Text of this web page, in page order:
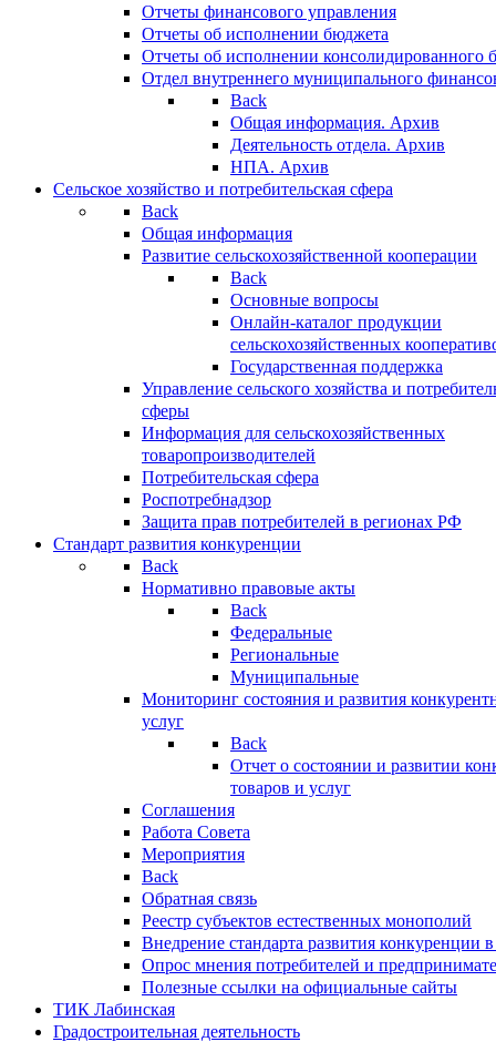
Отчеты финансового управления
Отчеты об исполнении бюджета
Отчеты об исполнении консолидированного
Отдел внутреннего муниципального
Back
Общая информация. Архив
Деятельность отдела. Архив
НПА. Архив
Сельское хозяйство и потребительская сфера
Back
Общая информация
Развитие сельскохозяйственной кооперации
Back
Основные вопросы
Онлайн-каталог продукции
сельскохозяйственных
Государственная поддержка
Управление сельского хозяйства и
сферы
Информация для сельскохозяйственных
товаропроизводителей
Потребительская сфера
Роспотребнадзор
Защита прав потребителей в регионах РФ
Стандарт развития конкуренции
Back
Нормативно правовые акты
Back
Федеральные
Региональные
Муниципальные
Мониторинг состояния и развития
услуг
Back
Отчет о состоянии и развитии
товаров и услуг
Соглашения
Работа Совета
Мероприятия
Back
Обратная связь
Реестр субъектов естественных монополий
Внедрение стандарта развития конкуренции
Опрос мнения потребителей и
Полезные ссылки на официальные сайты
ТИК Лабинская
Градостроительная деятельность